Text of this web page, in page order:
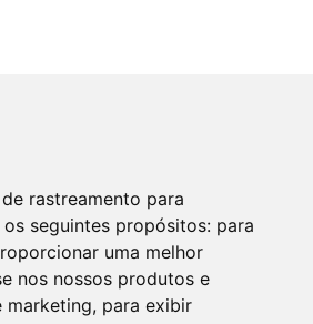
rastreamento para
seguintes propósitos: para
uma melhor
nos nossos produtos e
marketing, para exibir